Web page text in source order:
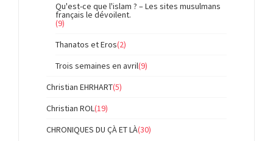
Qu'est-ce que l'islam ? – Les sites musulmans
français le dévoilent.
(9)
Thanatos et Eros(2)
Trois semaines en avril(9)
Christian EHRHART(5)
Christian ROL(19)
CHRONIQUES DU ÇÀ ET LÀ(30)